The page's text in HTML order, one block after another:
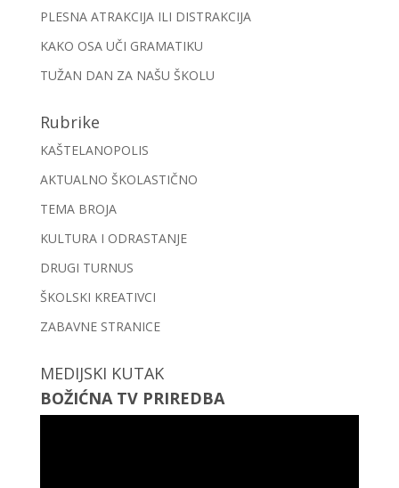
PLESNA ATRAKCIJA ILI DISTRAKCIJA
KAKO OSA UČI GRAMATIKU
TUŽAN DAN ZA NAŠU ŠKOLU
Rubrike
KAŠTELANOPOLIS
AKTUALNO ŠKOLASTIČNO
TEMA BROJA
KULTURA I ODRASTANJE
DRUGI TURNUS
ŠKOLSKI KREATIVCI
ZABAVNE STRANICE
MEDIJSKI KUTAK
BOŽIĆNA TV PRIREDBA